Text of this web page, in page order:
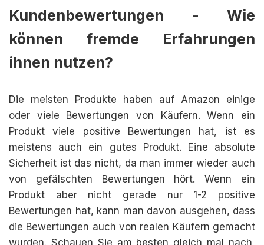
Kundenbewertungen - Wie
können fremde Erfahrungen
ihnen nutzen?
Die meisten Produkte haben auf Amazon einige
oder viele Bewertungen von Käufern. Wenn ein
Produkt viele positive Bewertungen hat, ist es
meistens auch ein gutes Produkt. Eine absolute
Sicherheit ist das nicht, da man immer wieder auch
von gefälschten Bewertungen hört. Wenn ein
Produkt aber nicht gerade nur 1-2 positive
Bewertungen hat, kann man davon ausgehen, dass
die Bewertungen auch von realen Käufern gemacht
wurden. Schauen Sie am besten gleich mal nach,